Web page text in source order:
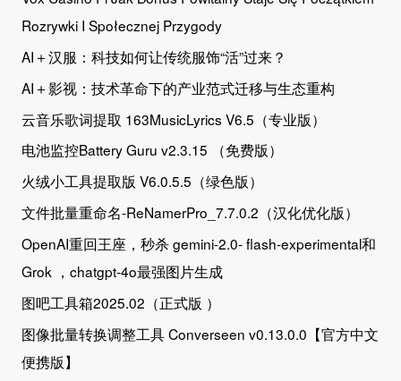
Rozrywki I Społecznej Przygody
AI＋汉服：科技如何让传统服饰“活”过来？
AI＋影视：技术革命下的产业范式迁移与生态重构
云音乐歌词提取 163MusicLyrics V6.5（专业版）
电池监控Battery Guru v2.3.15 （免费版）
火绒小工具提取版 V6.0.5.5（绿色版）
文件批量重命名-ReNamerPro_7.7.0.2（汉化优化版）
OpenAI重回王座，秒杀 gemini-2.0- flash-experimental和
Grok ，chatgpt-4o最强图片生成
图吧工具箱2025.02（正式版 ）
图像批量转换调整工具 Converseen v0.13.0.0【官方中文
便携版】